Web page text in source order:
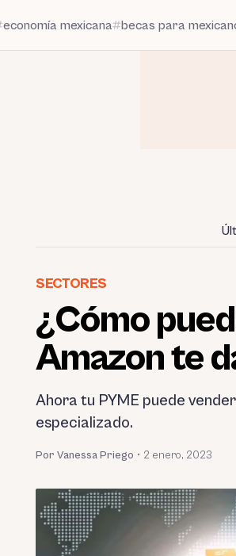
economía mexicana becas para
SECTORES
¿Cómo
Amazon te
Ahora tu PYME puede
especializado.
Por Vanessa Priego • 2 enero, 2023